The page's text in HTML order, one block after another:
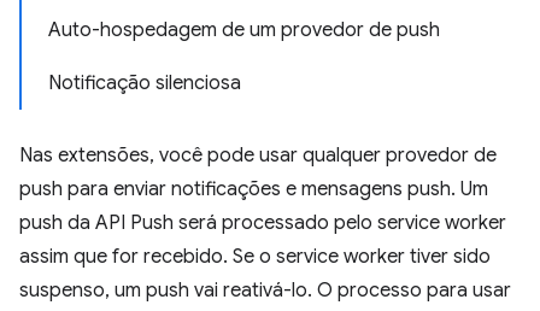
Auto-hospedagem de um provedor de push
Notificação silenciosa
Nas extensões, você pode usar qualquer provedor de
push para enviar notificações e mensagens push. Um
push da API Push será processado pelo service worker
assim que for recebido. Se o service worker tiver sido
suspenso, um push vai reativá-lo. O processo para usar